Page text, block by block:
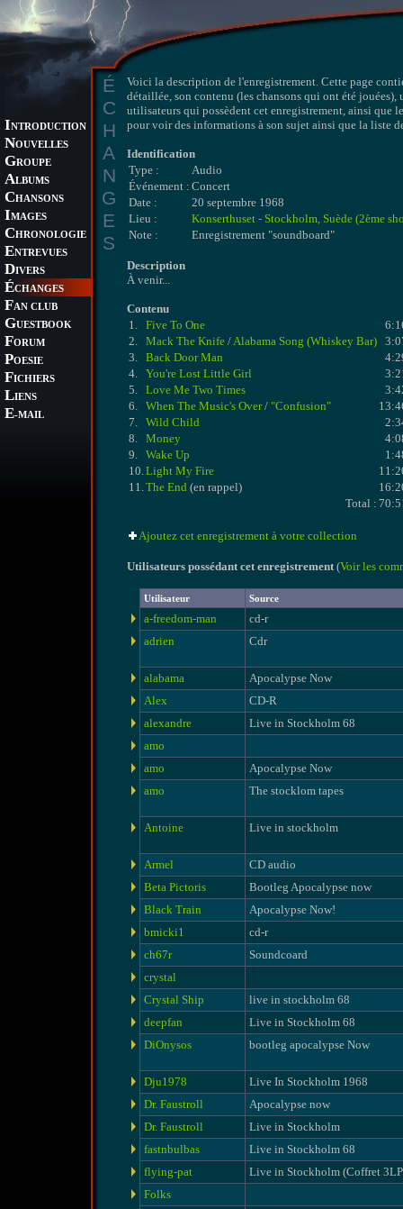
INTRODUCTION
NOUVELLES
GROUPE
ALBUMS
CHANSONS
IMAGES
CHRONOLOGIE
ENTREVUES
DIVERS
ÉCHANGES
FAN CLUB
GUESTBOOK
FORUM
POESIE
FICHIERS
LIENS
E-MAIL
É
C
H
A
N
G
E
S
Voici la description de l'enregistrement. Cette page
détaillée, son contenu (les chansons qui ont été
utilisateurs qui possèdent cet enregistrement, ainsi que
pour voir des informations à son sujet ainsi que la liste
Identification
Type :
Audio
Événement : Concert
Date :
20 septembre 1968
Lieu :
Konserthuset - Stockholm, Suède (2ème
Note :
Enregistrement "soundboard"
Description
À venir...
Contenu
1. Five To One
2. Mack The Knife /Alabama Song (Whiskey Bar)
3. Back Door Man
4. You're Lost Little Girl
5. Love Me Two Times
6. When The Music's Over/ "Confusion"
7. Wild Child
8. Money
9. Wake Up
10.Light My Fire
11.The End (en rappel)
Total :
Ajoutez cet enregistrement à votre collection
Utilisateurs possédant cet enregistrement(Voir les
Utilisateur Source
a-freedom-man
cd-r
adrien
Cdr
alabama
Apocalypse Now
Alex
CD-R
alexandre
Live in Stockholm 68
amo
amo
Apocalypse Now
amo
The stocklom tapes
Antoine Live in stockholm
Armel
CD audio
Beta Pictoris
Bootleg Apocalypse now
Black Train
Apocalypse Now!
bmicki1
cd-r
ch67r
Soundcoard
crystal
Crystal Ship
live in stockholm 68
deepfan
Live in Stockholm 68
DiOnysos
bootleg apocalypse Now
Dju1978
Live In Stockholm 1968
Dr. Faustroll
Apocalypse now
Dr. Faustroll
Live in Stockholm
fastnbulbas
Live in Stockholm 68
flying-pat
Live in Stockholm (Coffret
Folks